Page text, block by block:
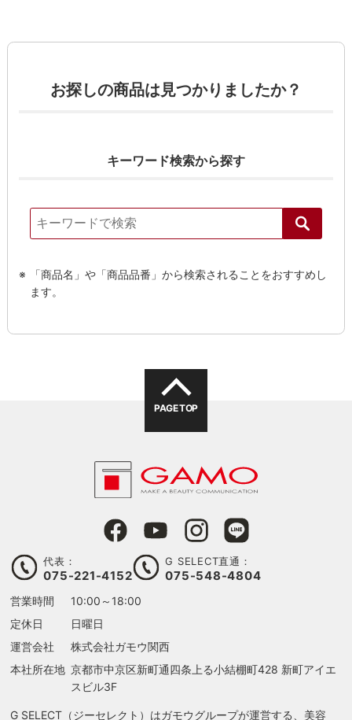
お探しの商品は見つかりましたか？
キーワード検索から探す
「商品名」や「商品品番」から検索されることをおすすめし
ます。
PAGE TOP
代表：
075-221-4152
G SELECT直通：
075-548-4804
営業時間
10:00～18:00
定休日
日曜日
運営会社
株式会社ガモウ関西
本社所在地 京都市中京区新町通四条上る小結棚町428 新町アイエ
スビル3F
G SELECT（ジーセレクト）はガモウグループが運営する、美容